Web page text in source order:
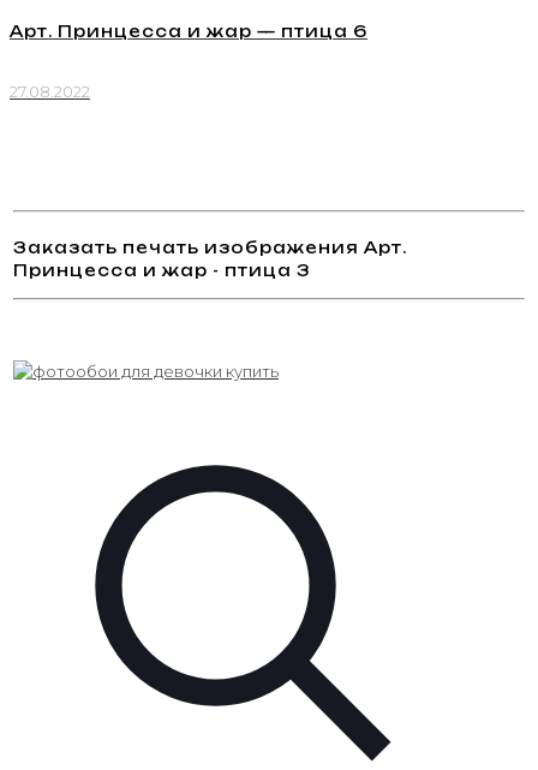
Арт. Принцесса и жар — птица 6
27.08.2022
Заказать печать изображения Арт.
Принцесса и жар - птица 3